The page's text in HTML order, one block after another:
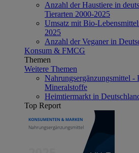
Anzahl der Haustiere in
Tierarten 2000-2025
Umsatz mit Bio-
2025
Anzahl der Veganer in
Konsum & FMCG
Themen
Weitere Themen
Nahrungsergänzungsmittel -
Mineralstoffe
Heimtiermarkt in
Top Report